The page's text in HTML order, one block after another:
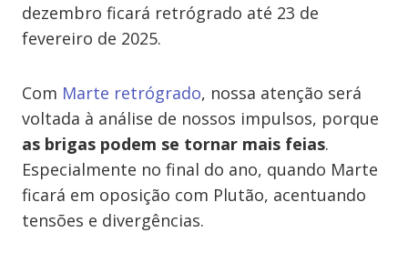
dezembro ficará retrógrado até 23 de
fevereiro de 2025.
Com Marte retrógrado, nossa atenção será
voltada à análise de nossos impulsos, porque
as brigas podem se tornar mais feias.
Especialmente no final do ano, quando Marte
ficará em oposição com Plutão, acentuando
tensões e divergências.